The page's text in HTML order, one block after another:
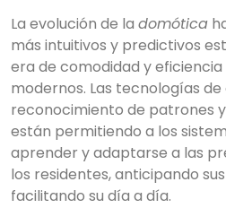
La evolución de la domótica
más intuitivos y predictivos
era de comodidad y eficiencia
modernos. Las tecnologías
reconocimiento de patrones
están permitiendo a los
aprender y adaptarse a las
los residentes, anticipando
facilitando su día a día.